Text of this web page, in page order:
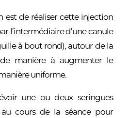
est de réaliser cette injection
l’intermédiaire d’une canule
à bout rond), autour de la
manière à augmenter le
uniforme.
une ou deux seringues
au cours de la séance pour